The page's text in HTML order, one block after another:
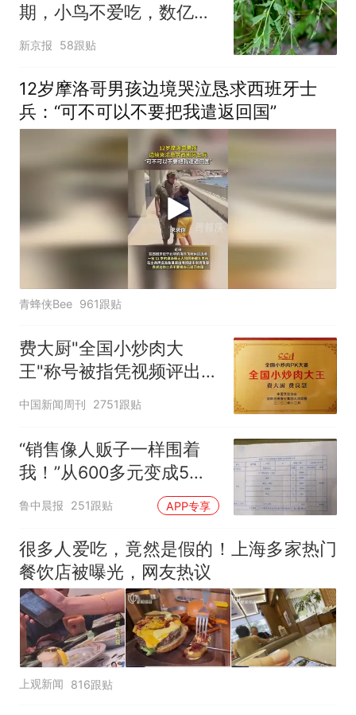
期，小鸟不爱吃，数亿头
小蜂迎战
新京报 58跟贴
12岁摩洛哥男孩边境哭泣恳求西班牙士
兵：“可不可以不要把我遣返回国”
青蜂侠Bee 961跟贴
费大厨"全国小炒肉大
王"称号被指凭视频评出
官方回应
中国新闻周刊 2751跟贴
“销售像人贩子一样围着
我！”从600多元变成5万
元，57岁保洁阿姨做医美
后眼睛肿到流泪、视物模
糊
鲁中晨报 251跟贴 APP专享
很多人爱吃，竟然是假的！上海多家热门
餐饮店被曝光，网友热议
上观新闻 816跟贴